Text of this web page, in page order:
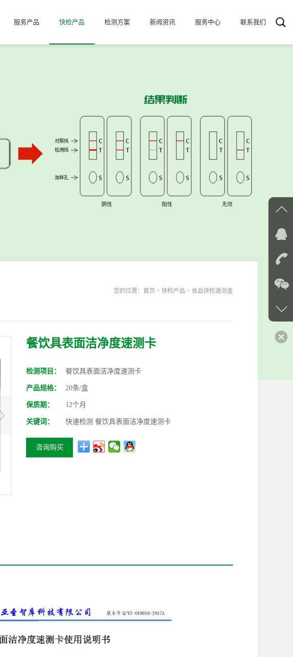
服务产品 快检产品 检测方案 新闻资讯 服务中心 联系我们
您的位置： 首页 > 快检产品 > 食品快检速测盒
餐饮具表面洁净度速测卡
检测项目： 餐饮具表面洁净度速测卡
产品规格： 20条/盒
保质期： 12个月
关键词： 快速检测 餐饮具表面洁净度速测卡
咨询购买